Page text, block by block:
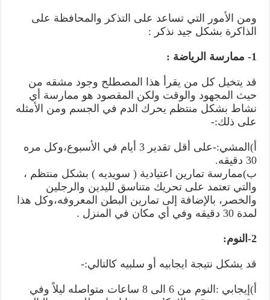
ومن الأمور التي تساعد على التذكر والمحافظة على
الذاكرة بشكل جيد نذكر :
1- ممارسة الرياضة :
قد يتخيل كل من يقرأ هذا المصطلح وجود مشقه من
حيث المجهود والوقت ولكن المقصود هو ممارسة أي
نشاط بشكل منتظم يحرك الدم في الجسم ومن الأمثله
على ذلك:-
أ)المشي:-على أقل تقدير 3 أيام في الأسبوع،وكل مره
30 دقيقه.
ب)ممارسة تمارين اعتيادية ( سويديه ) بشكل منتظم ،
والتي تعتمد على تحريك متناسق لليدين والرجلين
والخصر، بالإضافة إلى تمارين البطن المعروفه،وكل هذا
لمدة 30 دقيقه وفي أي مكان في المنزل .
2-النوم:
قد يشكل نتيجة ايجابيه أو سلبيه كالتالي:-
أ)إيجابي :النوم من 6 الى 8 ساعات متواصله ليلاً وفي